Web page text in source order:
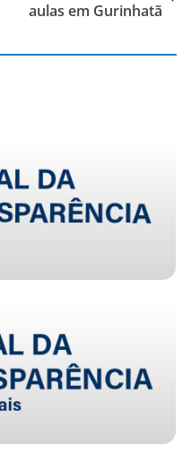
aulas em Gurinhatã